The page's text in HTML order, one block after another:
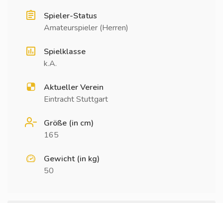
Spieler-Status
Amateurspieler (Herren)
Spielklasse
k.A.
Aktueller Verein
Eintracht Stuttgart
Größe (in cm)
165
Gewicht (in kg)
50